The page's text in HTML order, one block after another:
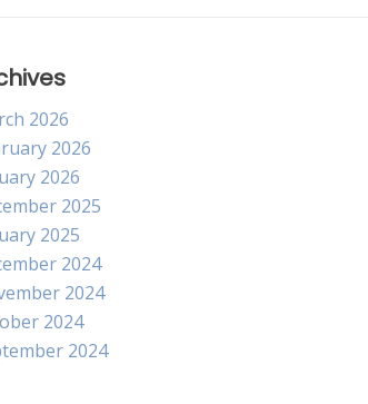
2026
2026
2026
2025
2025
2024
2024
2024
2024